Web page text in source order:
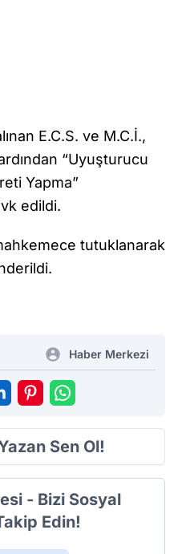
E.C.S. ve M.C.İ.,
“Uyuşturucu
Yapma”
edildi.
tutuklanarak
Haber Merkezi
Sen Ol!
- Bizi Sosyal
Edin!